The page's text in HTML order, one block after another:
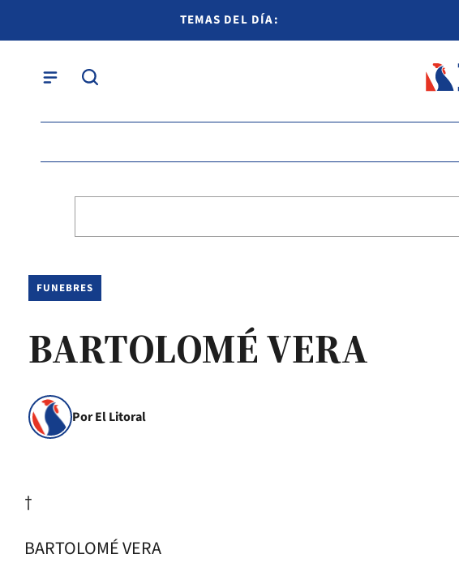
TEMAS DEL DÍA:
FUNEBRES
BARTOLOMÉ VERA
Por El Litoral
†
BARTOLOMÉ VERA